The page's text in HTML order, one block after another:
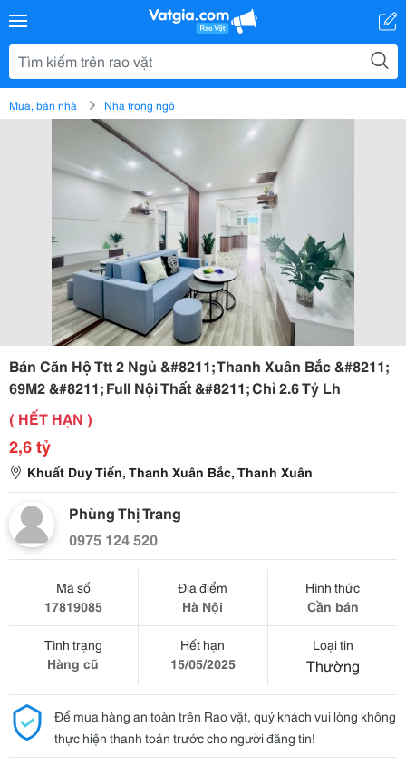
Mua, bán nhà Nhà trong ngõ
Bán Căn Hộ Ttt 2 Ngủ &#8211; Thanh Xuân Bắc &#8211;
69M2 &#8211; Full Nội Thất &#8211; Chỉ 2.6 Tỷ Lh
( HẾT HẠN )
2,6 tỷ
Khuất Duy Tiến, Thanh Xuân Bắc, Thanh Xuân
Phùng Thị Trang
0975 124 520
Mã số
17819085
Địa điểm
Hà Nội
Hình thức
Cần bán
Tình trạng
Hàng cũ
Hết hạn
15/05/2025
Loại tin
Thường
Để mua hàng an toàn trên Rao vặt, quý khách vui lòng không
thực hiện thanh toán trước cho người đăng tin!